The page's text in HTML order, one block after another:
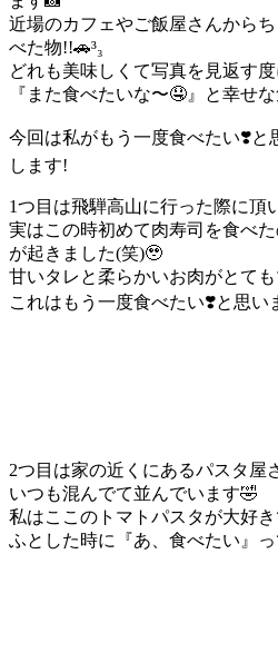
近場のカフェやご飯屋さんから
べた物!!🚗³₃
どれも美味しくて写真を見返す
『また食べたいな〜🤤』と幸せ
今回は私がもう一度食べたい❣️と
します!
1つ目は飛騨高山に行った際に頂
実はこの時初めて肉寿司を食べ
が起きました(笑)🥹
甘いタレと柔らかいお肉がとて
これはもう一度食べたい❣️と思い
2つ目は家の近くにあるパスタ屋
いつも混んでて並んでいます🤣
私はここのトマトパスタが大好
ふとした時に『あ、食べたい』っ